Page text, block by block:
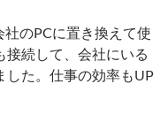
のPCに置き換えて使
接続して、会社にいる
した。仕事の効率もUP